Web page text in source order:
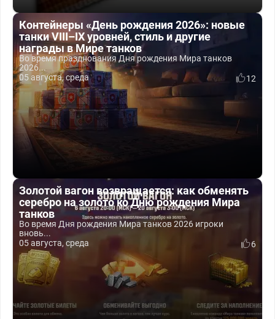
Контейнеры «День рождения 2026»: новые
танки VIII–IX уровней, стиль и другие
награды в Мире танков
Во время празднования Дня рождения Мира танков
2026...
05 августа, среда
12
Золотой вагон возвращается: как обменять
серебро на золото ко Дню рождения Мира
танков
Во время Дня рождения Мира танков 2026 игроки
вновь...
05 августа, среда
6